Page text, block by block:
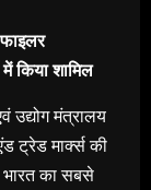
किया शामिल
उद्योग मंत्रालय
मार्क्स की
भारत का सबसे